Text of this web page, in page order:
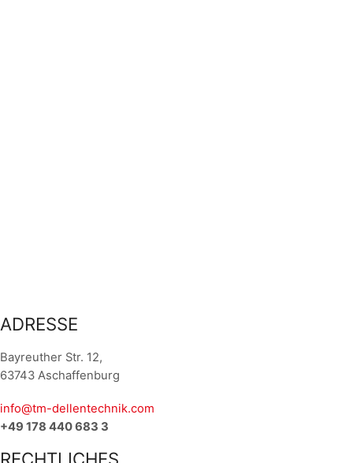
ADRESSE
Bayreuther Str. 12,
63743 Aschaffenburg
info@tm-dellentechnik.com
+49 178 440 683 3